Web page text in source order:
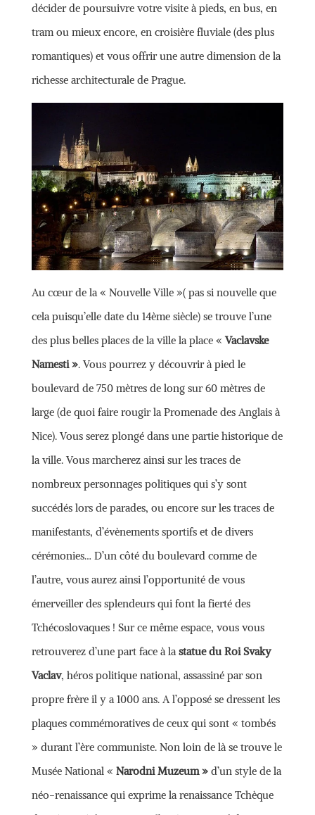
décider de poursuivre votre visite à pieds, en bus, en
tram ou mieux encore, en croisière fluviale (des plus
romantiques) et vous offrir une autre dimension de la
richesse architecturale de Prague.
Au cœur de la « Nouvelle Ville »( pas si nouvelle que
cela puisqu’elle date du 14ème siècle) se trouve l’une
des plus belles places de la ville la place « Vaclavske
Namesti ». Vous pourrez y découvrir à pied le
boulevard de 750 mètres de long sur 60 mètres de
large (de quoi faire rougir la Promenade des Anglais à
Nice). Vous serez plongé dans une partie historique de
la ville. Vous marcherez ainsi sur les traces de
nombreux personnages politiques qui s’y sont
succédés lors de parades, ou encore sur les traces de
manifestants, d’évènements sportifs et de divers
cérémonies… D’un côté du boulevard comme de
l’autre, vous aurez ainsi l’opportunité de vous
émerveiller des splendeurs qui font la fierté des
Tchécoslovaques ! Sur ce même espace, vous vous
retrouverez d’une part face à lastatue du Roi Svaky
Vaclav, héros politique national, assassiné par son
propre frère il y a 1000 ans. A l’opposé se dressent les
plaques commémoratives de ceux qui sont « tombés
» durant l’ère communiste. Non loin de là se trouve le
Musée National « Narodni Muzeum »d’un style de la
néo-renaissance qui exprime la renaissance Tchèque